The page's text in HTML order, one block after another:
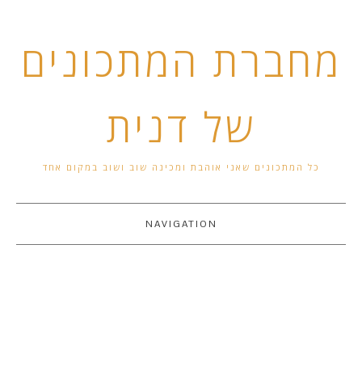
מחברת המתכונים
של דנית
כל המתכונים שאני אוהבת ומכינה שוב ושוב במקום אחד
NAVIGATION